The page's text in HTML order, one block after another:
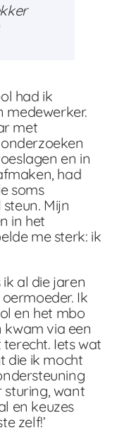
had ik
medewerker.
met
en in
had
soms
Mijn
in het
me sterk: ik
ik al die jaren
Ik
en het mbo
kwam via een
Iets wat
die ik mocht
sturing, want
en keuzes
zelf!’